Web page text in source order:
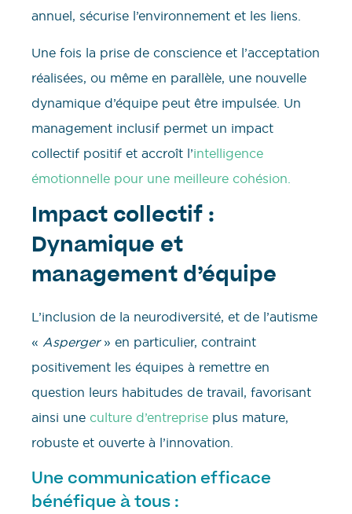
annuel, sécurise l’environnement et les liens.
Une fois la prise de conscience et l’acceptation
réalisées, ou même en parallèle, une nouvelle
dynamique d’équipe peut être impulsée. Un
management inclusif permet un impact
collectif positif et accroît l’intelligence
émotionnelle pour une meilleure cohésion.
Impact collectif :
Dynamique et
management d’équipe
L’inclusion de la neurodiversité, et de l’autisme
« Asperger» en particulier, contraint
positivement les équipes à remettre en
question leurs habitudes de travail, favorisant
ainsi une culture d’entreprise plus mature,
robuste et ouverte à l’innovation.
Une communication efficace
bénéfique à tous :